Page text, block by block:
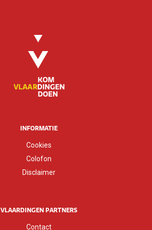
INFORMATIE
Cookies
Colofon
Disclaimer
VLAARDINGEN PARTNERS
Contact